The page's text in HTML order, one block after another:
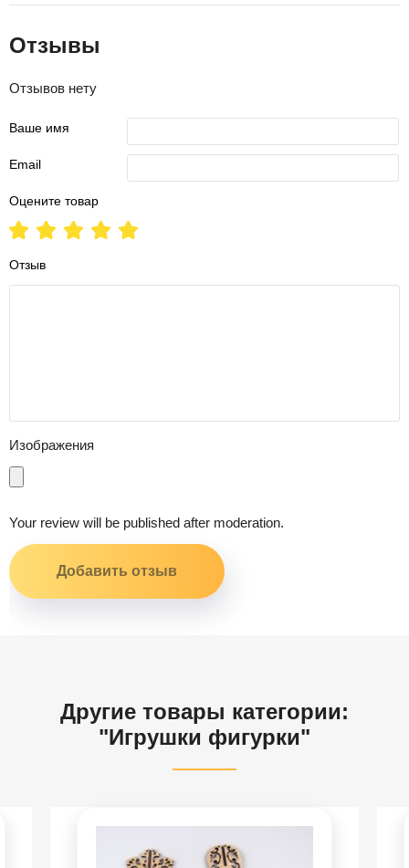
Отзывы
Отзывов нету
Ваше имя
Email
Оцените товар
Отзыв
Изображения
Your review will be published after moderation.
Другие товары категории:
"Игрушки фигурки"